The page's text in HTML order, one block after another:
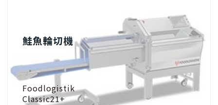
鮭魚輪切機
Foodlogistik
Classic21+